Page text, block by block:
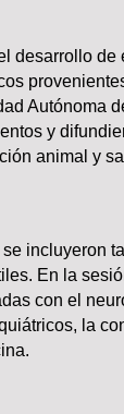
desarrollo
Autónoma
y
animal y
incluyeron
En la
con el
la
Lo